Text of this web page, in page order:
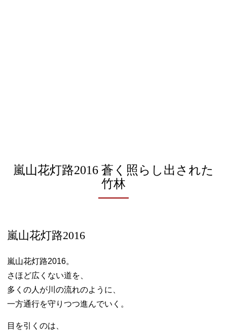
嵐山花灯路2016 蒼く照らし出された
竹林
嵐山花灯路2016
嵐山花灯路2016。
さほど広くない道を、
多くの人が川の流れのように、
一方通行を守りつつ進んでいく。
目を引くのは、